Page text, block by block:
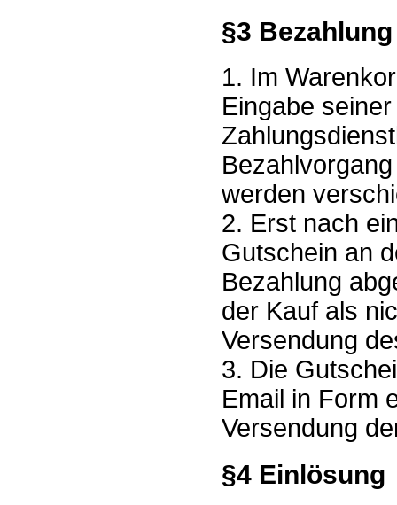
§3
1. Im
Eingabe
werden
2. Erst nach
Gutschein an
Bezahlung
der Kauf als
Versendung
3. Die
Email in Form
Versendung
§4 Einlösung